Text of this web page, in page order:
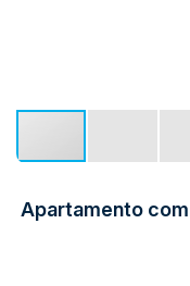
Apartamento